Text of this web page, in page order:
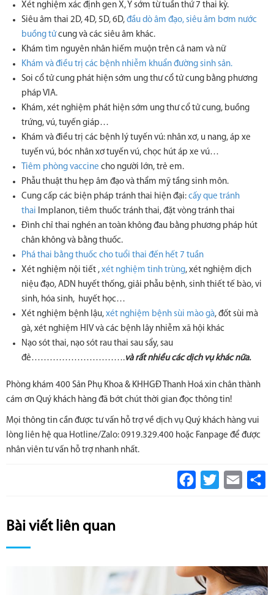
Xét nghiệm xác định gen X, Y sớm từ tuần thứ 7 thai kỳ.
Siêu âm thai 2D, 4D, 5D, 6D, đầu dò âm đạo, siêu âm bơm nước
buồng tửcung và các siêu âm khác.
Khám tìm nguyên nhân hiếm muộn trên cả nam và nữ
Khám và điều trị các bệnh nhiễm khuẩn đường sinh sản.
Soi cổ tử cung phát hiện sớm ung thư cổ tử cung bằng phương
pháp VIA.
Khám, xét nghiệm phát hiện sớm ung thư cổ tử cung, buồng
trứng, vú, tuyến giáp…
Khám và điều trị các bệnh lý tuyến vú: nhân xơ, u nang, áp xe
tuyến vú, bóc nhân xơ tuyến vú, chọc hút áp xe vú…
Tiêm phòng vaccine cho người lớn, trẻ em.
Phẫu thuật thu hẹp âm đạo và thẩm mỹ tầng sinh môn.
Cung cấp các biện pháp tránh thai hiện đại: cấy que tránh
thai Implanon, tiêm thuốc tránh thai, đặt vòng tránh thai
Đình chỉ thai nghén an toàn không đau bằng phương pháp hút
chân không và bằng thuốc.
Phá thai bằng thuốc cho tuổi thai đến hết 7 tuần
Xét nghiệm nội tiết , xét nghiệm tinh trùng, xét nghiệm dịch
niệu đạo, ADN huyết thống, giải phẫu bệnh, sinh thiết tế bào, vi
sinh, hóa sinh, huyết học…
Xét nghiệm bệnh lậu, xét nghiệm bệnh sùi mào gà, đốt sùi mà
gà, xét nghiệm HIV và các bệnh lây nhiễm xã hội khác
Nạo sót thai, nạo sót rau thai sau sẩy, sau
đẻ………………………….và rất nhiều các dịch vụ khác nữa.
Phòng khám 400 Sản Phụ Khoa & KHHGĐ Thanh Hoá xin chân thành
cám ơn Quý khách hàng đã bớt chút thời gian đọc thông tin!
Mọi thông tin cần được tư vấn hỗ trợ về dịch vụ Quý khách hàng vui
lòng liên hệ qua Hotline/Zalo: 0919.329.400 hoặc Fanpage để được
nhân viên tư vấn hỗ trợ nhanh nhất.
Facebook
Twitter Email
Bài viết liên quan